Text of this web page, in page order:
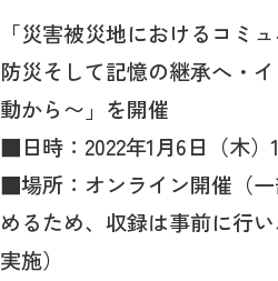
「災害被災地におけるコミ
防災そして記憶の継承へ・
動から〜」を開催
■日時：2022年1月6日（木）
■場所：オンライン開催（
めるため、収録は事前に行
実施）